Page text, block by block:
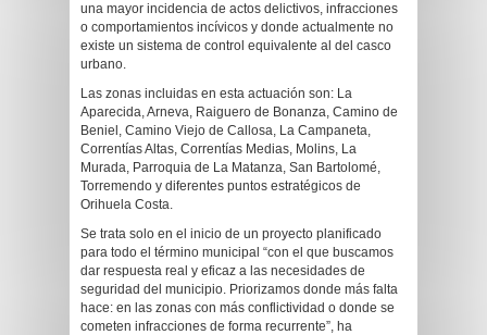
una mayor incidencia de actos delictivos, infracciones
o comportamientos incívicos y donde actualmente no
existe un sistema de control equivalente al del casco
urbano.
Las zonas incluidas en esta actuación son: La
Aparecida, Arneva, Raiguero de Bonanza, Camino de
Beniel, Camino Viejo de Callosa, La Campaneta,
Correntías Altas, Correntías Medias, Molins, La
Murada, Parroquia de La Matanza, San Bartolomé,
Torremendo y diferentes puntos estratégicos de
Orihuela Costa.
Se trata solo en el inicio de un proyecto planificado
para todo el término municipal “con el que buscamos
dar respuesta real y eficaz a las necesidades de
seguridad del municipio. Priorizamos donde más falta
hace: en las zonas con más conflictividad o donde se
cometen infracciones de forma recurrente”, ha